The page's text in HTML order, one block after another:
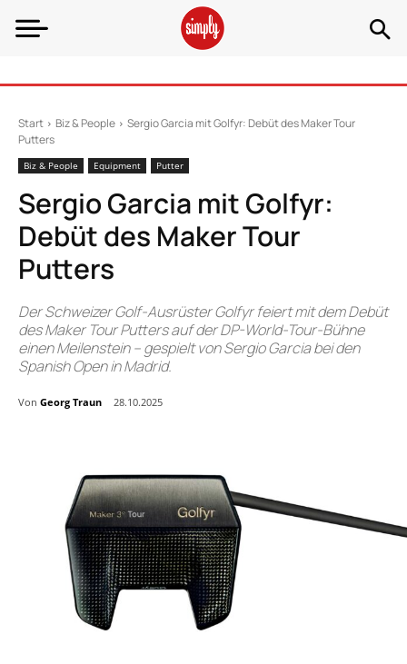
Start Biz & People
Sergio Garcia mit Golfyr: Debüt des Maker Tour
Putters
Biz & People Equipment Putter
Sergio Garcia mit Golfyr:
Debüt des Maker Tour
Putters
Der Schweizer Golf-Ausrüster Golfyr feiert mit dem Debüt
des Maker Tour Putters auf der DP-World-Tour-Bühne
einen Meilenstein – gespielt von Sergio Garcia bei den
Spanish Open in Madrid.
Von Georg Traun 28.10.2025